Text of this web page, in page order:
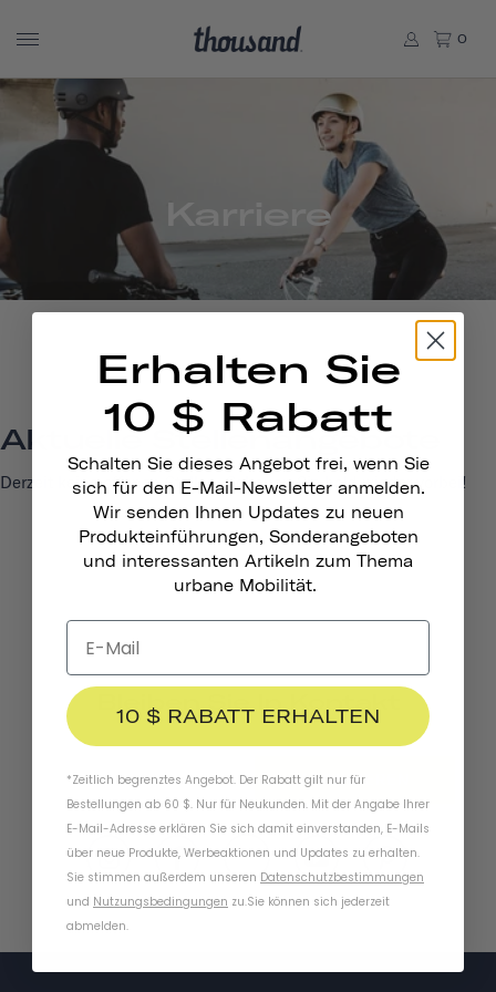
0
Karriere
Aktuelle Stellenangebote
Derzeit keine offenen Stellen. Schauen Sie bald wieder vorbei!
Bleiben Sie In Kontakt
ABONNIEREN
Erhalten Sie
10 $ Rabatt
Schalten Sie dieses Angebot frei, wenn Sie
sich für den E-Mail-Newsletter anmelden.
Wir senden Ihnen Updates zu neuen
Produkteinführungen, Sonderangeboten
und interessanten Artikeln zum Thema
urbane Mobilität.
10 $ RABATT ERHALTEN
*Zeitlich begrenztes Angebot. Der Rabatt gilt nur für
Bestellungen ab 60 $. Nur für Neukunden. Mit der Angabe Ihrer
E-Mail-Adresse erklären Sie sich damit einverstanden, E-Mails
über neue Produkte, Werbeaktionen und Updates zu erhalten.
Sie stimmen außerdem unseren Datenschutzbestimmungen
und Nutzungsbedingungen zu.Sie können sich jederzeit
abmelden.